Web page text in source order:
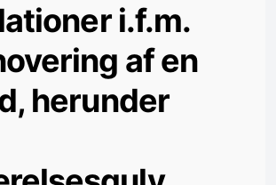
i.f.m.
af en
herunder